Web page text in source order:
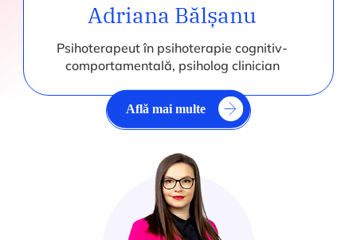
Adriana Bălșanu
Psihoterapeut în psihoterapie cognitiv-
comportamentală, psiholog clinician
Află mai multe